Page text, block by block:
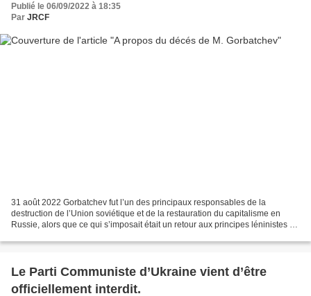
Publié le 06/09/2022 à 18:35
Par JRCF
31 août 2022 Gorbatchev fut l’un des principaux responsables de la
destruction de l’Union soviétique et de la restauration du capitalisme en
Russie, alors que ce qui s’imposait était un retour aux principes léninistes et
Le Parti Communiste d’Ukraine vient d’être
officiellement interdit.